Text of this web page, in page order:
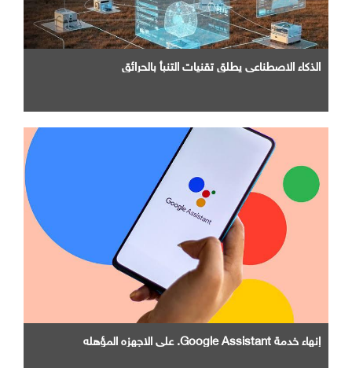
الذكاء الاصطناعي يطلق تقنيات التنبأ بالحرائق
إنهاء خدمة Google Assistant. علي الاجهزه المؤهله